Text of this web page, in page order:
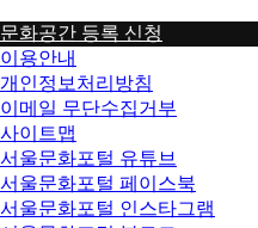
문화공간 등록 신청
이용안내
개인정보처리방침
이메일 무단수집거부
사이트맵
서울문화포털 유튜브
서울문화포털 페이스북
서울문화포털 인스타그램